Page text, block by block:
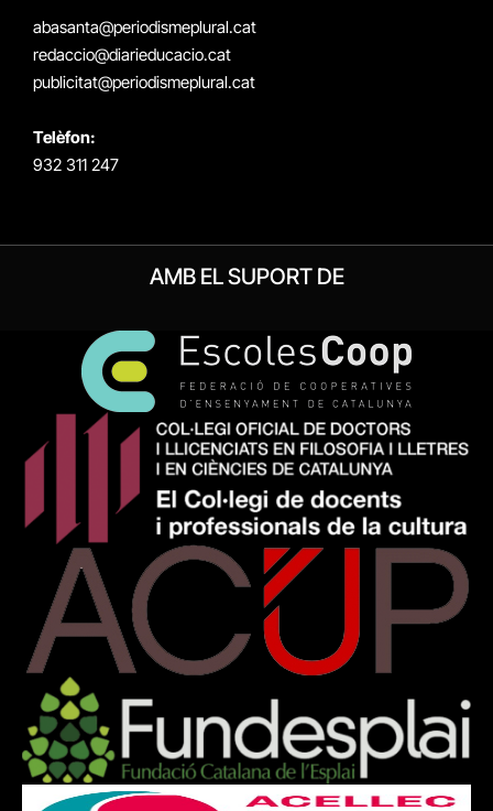
abasanta@periodismeplural.cat
redaccio@diarieducacio.cat
publicitat@periodismeplural.cat
Telèfon:
932 311 247
AMB EL SUPORT DE